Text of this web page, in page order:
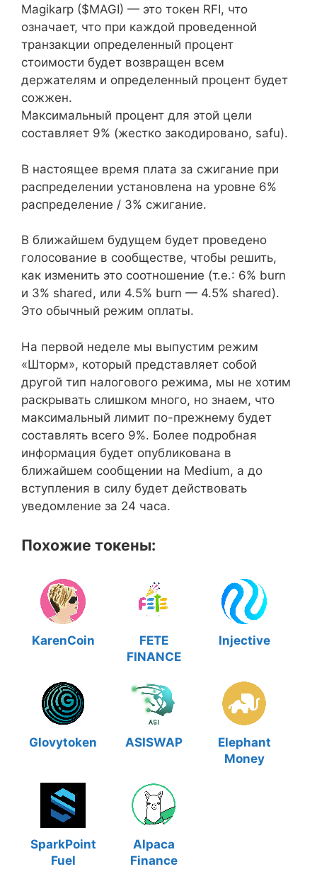
Magikarp ($MAGI) — это токен RFI, что
означает, что при каждой проведенной
транзакции определенный процент
стоимости будет возвращен всем
держателям и определенный процент будет
сожжен.
Максимальный процент для этой цели
составляет 9% (жестко закодировано, safu).
В настоящее время плата за сжигание при
распределении установлена на уровне 6%
распределение / 3% сжигание.
В ближайшем будущем будет проведено
голосование в сообществе, чтобы решить,
как изменить это соотношение (т.е.: 6% burn
и 3% shared, или 4.5% burn — 4.5% shared).
Это обычный режим оплаты.
На первой неделе мы выпустим режим
«Шторм», который представляет собой
другой тип налогового режима, мы не хотим
раскрывать слишком много, но знаем, что
максимальный лимит по-прежнему будет
составлять всего 9%. Более подробная
информация будет опубликована в
ближайшем сообщении на Medium, а до
вступления в силу будет действовать
уведомление за 24 часа.
Похожие токены:
KarenCoin
FETE
FINANCE
Injective
Glovytoken ASISWAP
Elephant
Money
SparkPoint
Fuel
Alpaca
Finance